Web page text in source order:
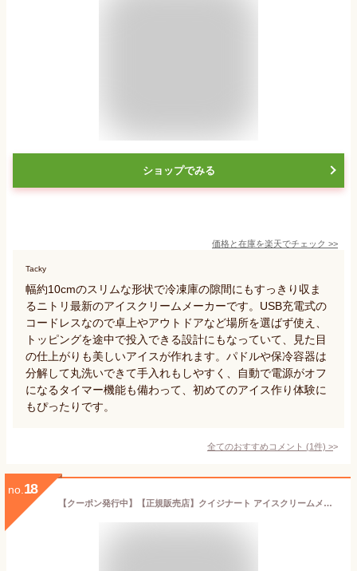
ショップでみる
価格と在庫を楽天でチェック >>
Tacky
幅約10cmのスリムな形状で冷凍庫の隙間にもすっきり収ま
るニトリ最新のアイスクリームメーカーです。USB充電式の
コードレスなので卓上やアウトドアなど場所を選ばず使え、
トッピングを途中で投入できる設計にもなっていて、見た目
の仕上がりも美しいアイスが作れます。パドルや保冷容器は
分解して丸洗いできて手入れもしやすく、自動で電源がオフ
になるタイマー機能も備わって、初めてのアイス作り体験に
もぴったりです。
全てのおすすめコメント (1件) >
no. 18
【クーポン発行中】【正規販売店】クイジナート アイスクリームメーカー Cuisinart ICE-M10WJ レシピ付き アイスメーカー レシピ アイスクリームマシン アイスクリーム アレンジ コンパクト なめらか 家族 お手入れ 取り外し